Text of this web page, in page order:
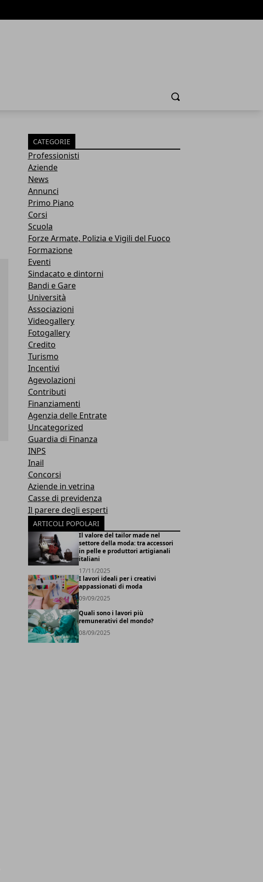
Cerca
CATEGORIE
Professionisti
Aziende
News
Annunci
Primo Piano
Corsi
Scuola
Forze Armate, Polizia e Vigili del Fuoco
Formazione
Eventi
Sindacato e dintorni
Bandi e Gare
Università
Associazioni
Videogallery
Fotogallery
Credito
Turismo
Incentivi
Agevolazioni
Contributi
Finanziamenti
Agenzia delle Entrate
Uncategorized
Guardia di Finanza
INPS
Inail
Concorsi
Aziende in vetrina
Casse di previdenza
Il parere degli esperti
ARTICOLI POPOLARI
Il valore del tailor made nel
settore della moda: tra accessori
in pelle e produttori artigianali
italiani
17/11/2025
I lavori ideali per i creativi
appassionati di moda
09/09/2025
Quali sono i lavori più
remunerativi del mondo?
08/09/2025